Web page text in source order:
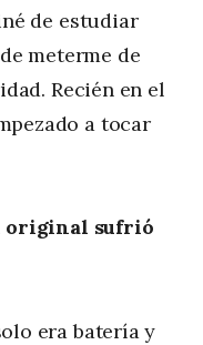
de estudiar
meterme de
Recién en el
a tocar
original sufrió
era batería y